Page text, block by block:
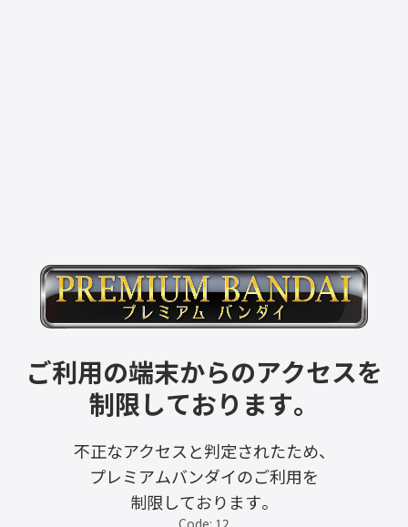
ご利用の端末からのアクセスを
制限しております。
不正なアクセスと判定されたため、
プレミアムバンダイのご利用を
制限しております。
Code: 12